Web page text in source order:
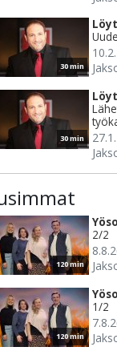
30 min
30 min
120 min
2/2
120 min
1/2